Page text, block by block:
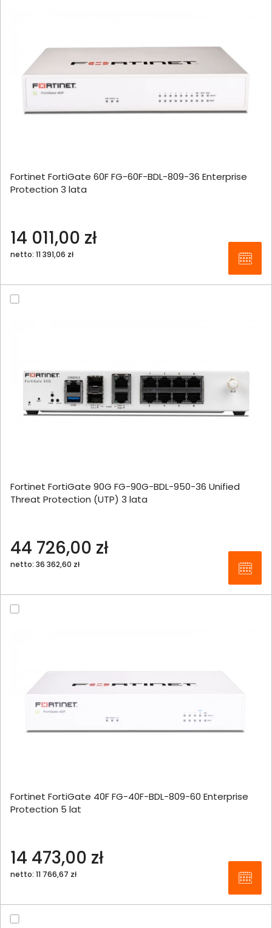
Fortinet FortiGate 60F FG-60F-BDL-809-36 Enterprise
Protection 3 lata
14 011,00 zł
netto: 11 391,06 zł
Fortinet FortiGate 90G FG-90G-BDL-950-36 Unified
Threat Protection (UTP) 3 lata
44 726,00 zł
netto: 36 362,60 zł
Fortinet FortiGate 40F FG-40F-BDL-809-60 Enterprise
Protection 5 lat
14 473,00 zł
netto: 11 766,67 zł